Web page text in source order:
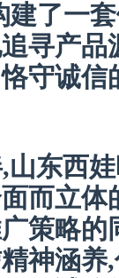
建了一
寻产
守诚信
山东西
而立
策略
神涵